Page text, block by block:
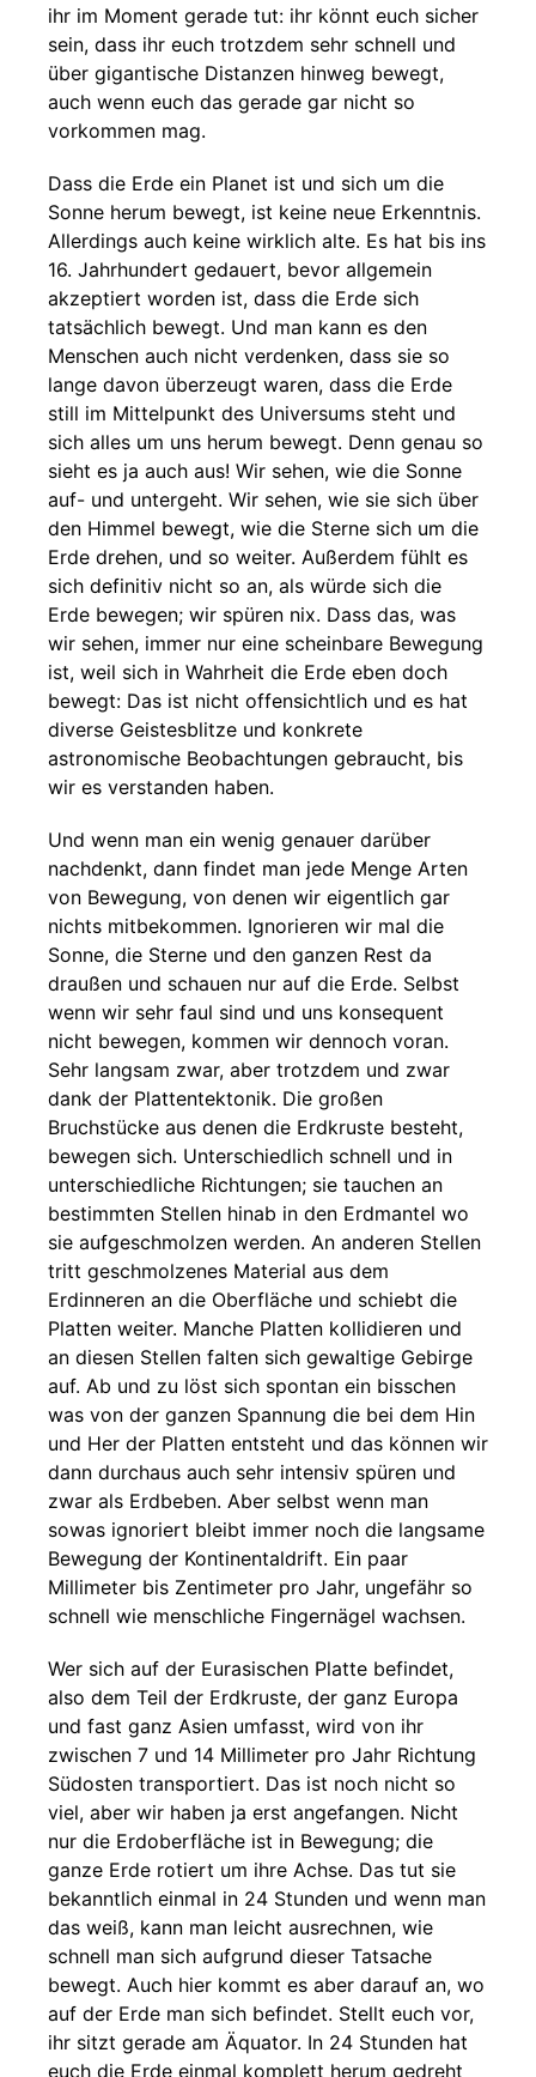
ihr im Moment gerade tut: ihr könnt euch sicher
sein, dass ihr euch trotzdem sehr schnell und
über gigantische Distanzen hinweg bewegt,
auch wenn euch das gerade gar nicht so
vorkommen mag.
Dass die Erde ein Planet ist und sich um die
Sonne herum bewegt, ist keine neue Erkenntnis.
Allerdings auch keine wirklich alte. Es hat bis ins
16. Jahrhundert gedauert, bevor allgemein
akzeptiert worden ist, dass die Erde sich
tatsächlich bewegt. Und man kann es den
Menschen auch nicht verdenken, dass sie so
lange davon überzeugt waren, dass die Erde
still im Mittelpunkt des Universums steht und
sich alles um uns herum bewegt. Denn genau so
sieht es ja auch aus! Wir sehen, wie die Sonne
auf- und untergeht. Wir sehen, wie sie sich über
den Himmel bewegt, wie die Sterne sich um die
Erde drehen, und so weiter. Außerdem fühlt es
sich definitiv nicht so an, als würde sich die
Erde bewegen; wir spüren nix. Dass das, was
wir sehen, immer nur eine scheinbare Bewegung
ist, weil sich in Wahrheit die Erde eben doch
bewegt: Das ist nicht offensichtlich und es hat
diverse Geistesblitze und konkrete
astronomische Beobachtungen gebraucht, bis
wir es verstanden haben.
Und wenn man ein wenig genauer darüber
nachdenkt, dann findet man jede Menge Arten
von Bewegung, von denen wir eigentlich gar
nichts mitbekommen. Ignorieren wir mal die
Sonne, die Sterne und den ganzen Rest da
draußen und schauen nur auf die Erde. Selbst
wenn wir sehr faul sind und uns konsequent
nicht bewegen, kommen wir dennoch voran.
Sehr langsam zwar, aber trotzdem und zwar
dank der Plattentektonik. Die großen
Bruchstücke aus denen die Erdkruste besteht,
bewegen sich. Unterschiedlich schnell und in
unterschiedliche Richtungen; sie tauchen an
bestimmten Stellen hinab in den Erdmantel wo
sie aufgeschmolzen werden. An anderen Stellen
tritt geschmolzenes Material aus dem
Erdinneren an die Oberfläche und schiebt die
Platten weiter. Manche Platten kollidieren und
an diesen Stellen falten sich gewaltige Gebirge
auf. Ab und zu löst sich spontan ein bisschen
was von der ganzen Spannung die bei dem Hin
und Her der Platten entsteht und das können wir
dann durchaus auch sehr intensiv spüren und
zwar als Erdbeben. Aber selbst wenn man
sowas ignoriert bleibt immer noch die langsame
Bewegung der Kontinentaldrift. Ein paar
Millimeter bis Zentimeter pro Jahr, ungefähr so
schnell wie menschliche Fingernägel wachsen.
Wer sich auf der Eurasischen Platte befindet,
also dem Teil der Erdkruste, der ganz Europa
und fast ganz Asien umfasst, wird von ihr
zwischen 7 und 14 Millimeter pro Jahr Richtung
Südosten transportiert. Das ist noch nicht so
viel, aber wir haben ja erst angefangen. Nicht
nur die Erdoberfläche ist in Bewegung; die
ganze Erde rotiert um ihre Achse. Das tut sie
bekanntlich einmal in 24 Stunden und wenn man
das weiß, kann man leicht ausrechnen, wie
schnell man sich aufgrund dieser Tatsache
bewegt. Auch hier kommt es aber darauf an, wo
auf der Erde man sich befindet. Stellt euch vor,
ihr sitzt gerade am Äquator. In 24 Stunden hat
euch die Erde einmal komplett herum gedreht